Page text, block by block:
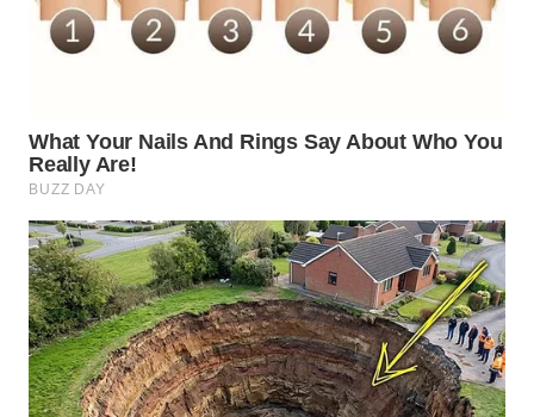
KALTIM
WN
GORONTALO
WN
SULUT
WN
MALUKU